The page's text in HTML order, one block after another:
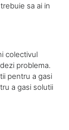
sa ai in
colectivul
problema.
pentru a gasi
a gasi solutii